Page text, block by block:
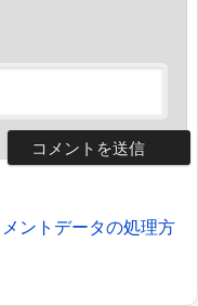
ントデータの処理方